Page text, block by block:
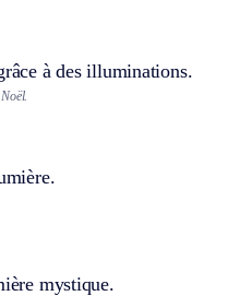
à des illuminations.
mystique.